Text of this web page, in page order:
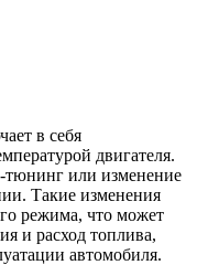
в себя
двигателя.
тюнинг или изменение
Такие изменения
режима, что может
и расход топлива,
автомобиля.